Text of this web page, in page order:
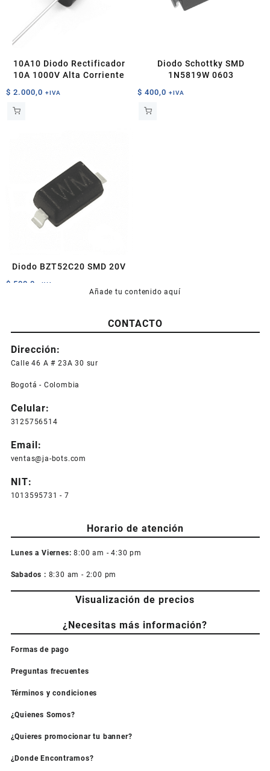
10A10 Diodo Rectificador
10A 1000V Alta Corriente
$ 2.000,0 +IVA
Diodo Schottky SMD
1N5819W 0603
$ 400,0 +IVA
Diodo BZT52C20 SMD 20V
$ 500,0 +IVA
Añade tu contenido aquí
CONTACTO
Dirección:
Calle 46 A # 23A 30 sur
Bogotá - Colombia
Celular:
3125756514
Email:
ventas@ja-bots.com
NIT:
1013595731 - 7
Horario de atención
Lunes a Viernes: 8:00 am - 4:30 pm
Sabados : 8:30 am - 2:00 pm
Visualización de precios
¿Necesitas más información?
Formas de pago
Preguntas frecuentes
Términos y condiciones
¿Quienes Somos?
¿Quieres promocionar tu banner?
¿Donde Encontrarnos?